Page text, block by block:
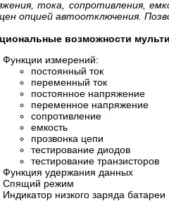
тока, сопротивления,
опцией автоотключения.
возможности
Функции измерений:
постоянный ток
переменный ток
постоянное напряжение
переменное напряжение
сопротивление
емкость
прозвонка цепи
тестирование диодов
тестирование транзисторов
Функция удержания данных
Спящий режим
Индикатор низкого заряда батареи